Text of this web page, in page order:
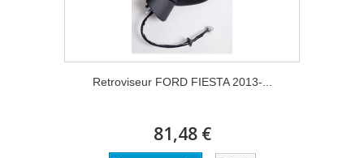
Retroviseur FORD FIESTA 2013-...
81,48 €